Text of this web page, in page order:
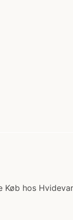
hos